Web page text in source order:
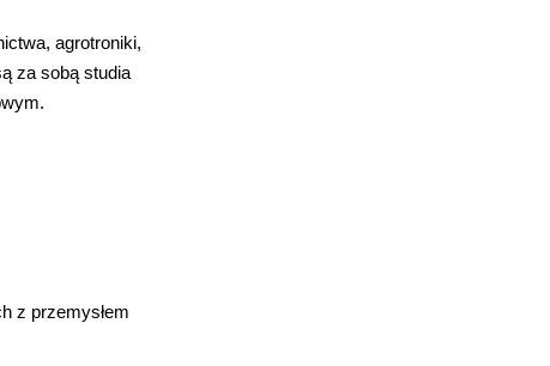
agrotroniki,
za sobą studia
z przemysłem